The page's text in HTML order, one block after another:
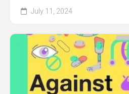
July 11, 2024